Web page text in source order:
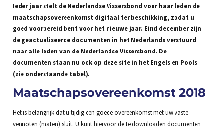
Ieder jaar stelt de Nederlandse Vissersbond voor haar leden de
maatschapsovereenkomst digitaal ter beschikking, zodat u
goed voorbereid bent voor het nieuwe jaar. Eind december zijn
de geactualiseerde documenten in het Nederlands verstuurd
naar alle leden van de Nederlandse Vissersbond. De
documenten staan nu ook op deze site in het Engels en Pools
(zie onderstaande tabel).
Maatschapsovereenkomst 2018
Het is belangrijk dat u tijdig een goede overeenkomst met uw vaste
vennoten (maten) sluit. U kunt hiervoor de te downloaden documenten